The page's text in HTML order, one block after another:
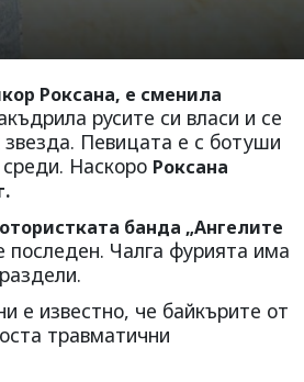
Роксана, е сменила
русите си власи и се
Певицата е с ботуши
Наскоро Роксана
банда „Ангелите
последен. Чалга фурията има
е известно, че байкърите от
травматични